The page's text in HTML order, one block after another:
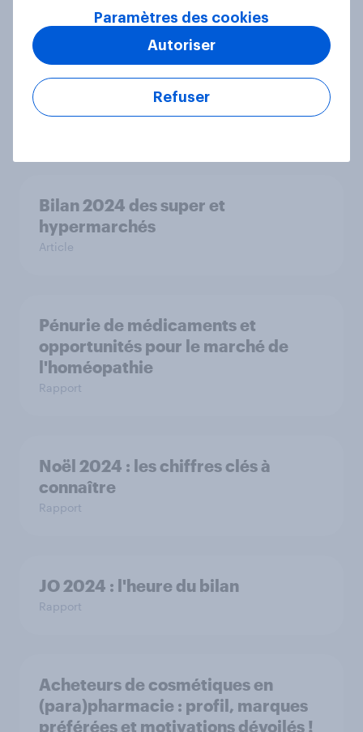
Plongée dans l’univers du secteur
bancaire
Bilan 2024 des super et
hypermarchés
Article
Pénurie de médicaments et
opportunités pour le marché de
l'homéopathie
Rapport
Noël 2024 : les chiffres clés à
connaître
Rapport
JO 2024 : l'heure du bilan
Rapport
Acheteurs de cosmétiques en
(para)pharmacie : profil, marques
préférées et motivations dévoilés !
Paramètres des cookies
Refuser
Autoriser